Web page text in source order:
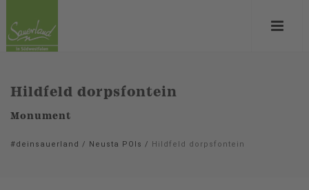
Hildfeld dorpsfontein
Monument
#deinsauerland / Neusta POIs / Hildfeld dorpsfontein